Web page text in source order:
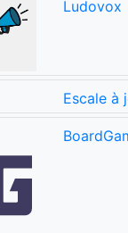
Ludovox
Escale à